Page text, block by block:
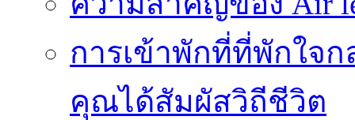
การเข้าพักที่ที่พักใจก
คุณได้สัมผัสวิถีชีวิต